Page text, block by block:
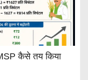
कैसे तय किया